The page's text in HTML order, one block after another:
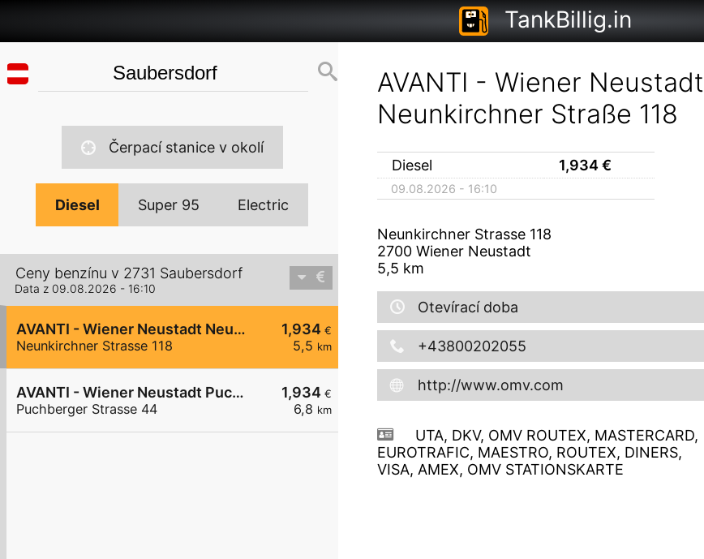
TankBillig.in
Čerpací stanice v okolí
Diesel Super 95 Electric
Ceny benzínu v 2731 Saubersdorf
Data z 09.08.2026 - 16:10
1,934 €
5,5 km
AVANTI - Wiener Neustadt Neunkirchner Straße 118
Neunkirchner Strasse 118
1,934 €
6,8 km
AVANTI - Wiener Neustadt Puchberger Straße 44
Puchberger Strasse 44
AVANTI - Wiener Neustadt
Neunkirchner Straße 118
Diesel 1,934€
09.08.2026 - 16:10
Neunkirchner Strasse 118
2700 Wiener Neustadt
5,5 km
Otevírací doba
+43800202055
http://www.omv.com
UTA, DKV, OMV ROUTEX, MASTERCARD,
EUROTRAFIC, MAESTRO, ROUTEX, DINERS,
VISA, AMEX, OMV STATIONSKARTE